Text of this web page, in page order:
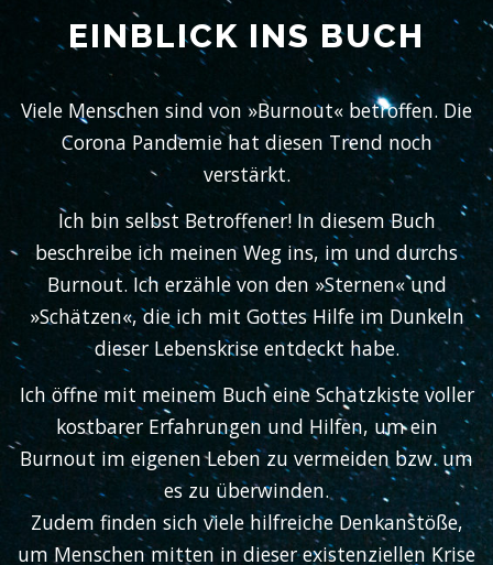
EINBLICK INS BUCH
Viele Menschen sind von »Burnout« betroffen. Die
Corona Pandemie hat diesen Trend noch
verstärkt.
Ich bin selbst Betroffener! In diesem Buch
beschreibe ich meinen Weg ins, im und durchs
Burnout. Ich erzähle von den »Sternen« und
»Schätzen«, die ich mit Gottes Hilfe im Dunkeln
dieser Lebenskrise entdeckt habe.
Ich öffne mit meinem Buch eine Schatzkiste voller
kostbarer Erfahrungen und Hilfen, um ein
Burnout im eigenen Leben zu vermeiden bzw. um
es zu überwinden.
Zudem finden sich viele hilfreiche Denkanstöße,
um Menschen mitten in dieser existenziellen Krise